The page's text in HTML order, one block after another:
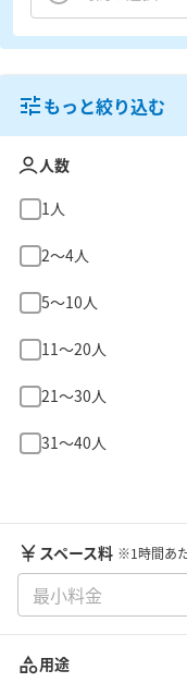
もっと絞り込む
人数
1人
2〜4人
5〜10人
11〜20人
21〜30人
31〜40人
スペース料 ※1時間あ
用途